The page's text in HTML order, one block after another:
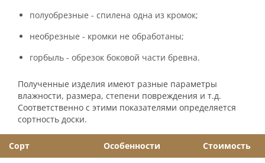
полуобрезные - спилена одна из кромок;
необрезные - кромки не обработаны;
горбыль - обрезок боковой части бревна.
Полученные изделия имеют разные параметры
влажности, размера, степени повреждения и т.д.
Соответственно с этими показателями определяется
сортность доски.
Сорт Особенности Стоимость